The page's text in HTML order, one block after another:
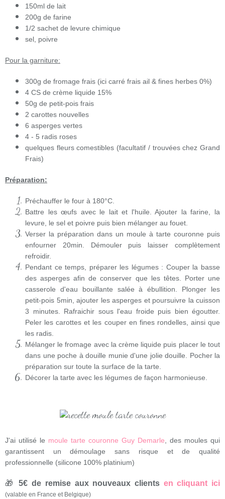
150ml de lait
200g de farine
1/2 sachet de levure chimique
sel, poivre
Pour la garniture:
300g de fromage frais (ici carré frais ail & fines herbes 0%)
4 CS de crème liquide 15%
50g de petit-pois frais
2 carottes nouvelles
6 asperges vertes
4 - 5 radis roses
quelques fleurs comestibles (facultatif / trouvées chez Grand
Frais)
Préparation:
Préchauffer le four à 180°C.
Battre les œufs avec le lait et l'huile. Ajouter la farine, la
levure, le sel et poivre puis bien mélanger au fouet.
Verser la préparation dans un moule à tarte couronne puis
enfourner 20min. Démouler puis laisser complètement
refroidir.
Pendant ce temps, préparer les légumes : Couper la basse
des asperges afin de conserver que les têtes. Porter une
casserole d'eau bouillante salée à ébullition. Plonger les
petit-pois 5min, ajouter les asperges et poursuivre la cuisson
3 minutes. Rafraichir sous l'eau froide puis bien égoutter.
Peler les carottes et les couper en fines rondelles, ainsi que
les radis.
Mélanger le fromage avec la crème liquide puis placer le tout
dans une poche à douille munie d'une jolie douille. Pocher la
préparation sur toute la surface de la tarte.
Décorer la tarte avec les légumes de façon harmonieuse.
J'ai utilisé le moule tarte couronne Guy Demarle , des moules qui
garantissent un démoulage sans risque et de qualité
professionnelle (silicone 100% platinium)
🎁 5€ de remise aux nouveaux clients en cliquant ici
(valable en France et Belgique)